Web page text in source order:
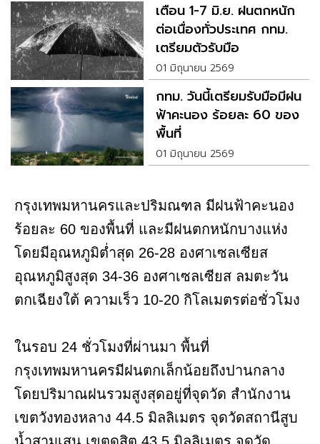
เตือน 1-7 มิ.ย. ฝนตกหนัก
ต่อเนื่องทั่วประเทศ กทม.
เตรียมตัวรับมือ
01 มิถุนายน 2569
กทม. วันนี้เตรียมรับมือมีฝน
ฟ้าคะนอง ร้อยละ 60 ของ
พื้นที่
01 มิถุนายน 2569
กรุงเทพมหานครและปริมณฑล มีฝนฟ้าคะนอง
ร้อยละ 60 ของพื้นที่ และมีฝนตกหนักบางแห่ง
โดยมีอุณหภูมิต่ำสุด 26-28 องศาเซลเซียส
อุณหภูมิสูงสุด 34-36 องศาเซลเซียส ลมตะวัน
ตกเฉียงใต้ ความเร็ว 10-20 กิโลเมตรต่อชั่วโมง
ในรอบ 24 ชั่วโมงที่ผ่านมา พื้นที่
กรุงเทพมหานครมีฝนตกเล็กน้อยถึงปานกลาง
โดยปริมาณฝนรวมสูงสุดอยู่ที่จุดวัด สำนักงาน
เขตวังทองหลาง 44.5 มิลลิเมตร จุดวัดสถานีสูบ